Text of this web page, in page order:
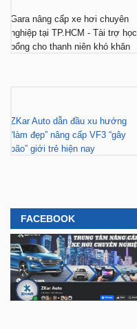
Gara nâng cấp xe hơi chuyên
nghiệp tại TP.HCM - Tài trợ học
bổng cho thanh niên khó khăn
ZKar Auto dẫn đầu xu hướng
“làm đẹp” nâng cấp VF3 “gây
bão” giới trẻ hiện nay
FACEBOOK